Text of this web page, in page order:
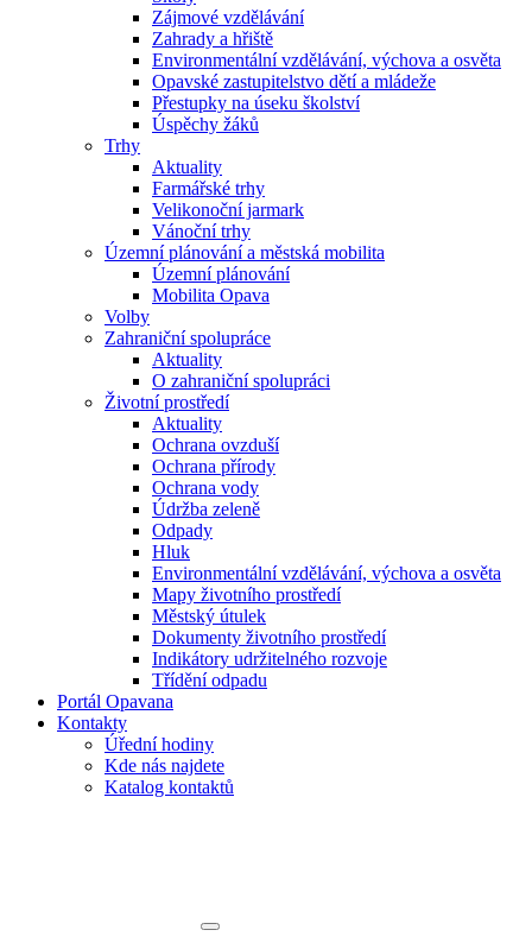
Zájmové vzdělávání
Zahrady a hřiště
Environmentální vzdělávání, výchova a osvěta
Opavské zastupitelstvo dětí a mládeže
Přestupky na úseku školství
Úspěchy žáků
Trhy
Aktuality
Farmářské trhy
Velikonoční jarmark
Vánoční trhy
Územní plánování a městská mobilita
Územní plánování
Mobilita Opava
Volby
Zahraniční spolupráce
Aktuality
O zahraniční spolupráci
Životní prostředí
Aktuality
Ochrana ovzduší
Ochrana přírody
Ochrana vody
Údržba zeleně
Odpady
Hluk
Environmentální vzdělávání, výchova a osvěta
Mapy životního prostředí
Městský útulek
Dokumenty životního prostředí
Indikátory udržitelného rozvoje
Třídění odpadu
Portál Opavana
Kontakty
Úřední hodiny
Kde nás najdete
Katalog kontaktů